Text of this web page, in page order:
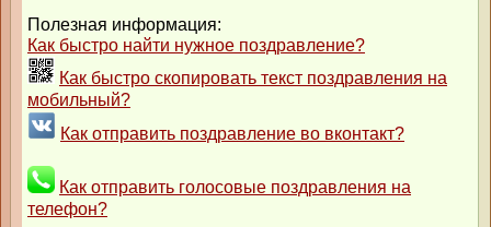
Полезная информация:
Как быстро найти нужное поздравление?
Как быстро скопировать текст поздравления на
мобильный?
Как отправить поздравление во вконтакт?
Как отправить голосовые поздравления на
телефон?